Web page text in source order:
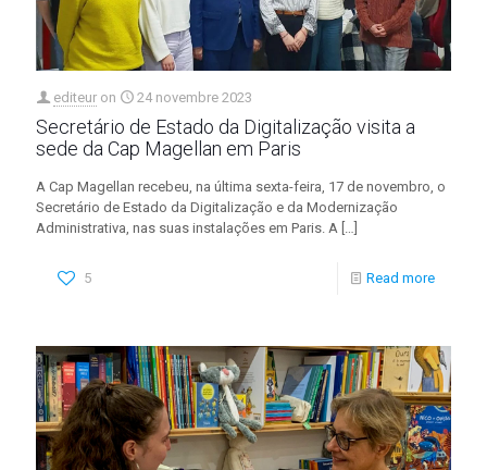
editeur on 24 novembre 2023
Secretário de Estado da Digitalização visita a
sede da Cap Magellan em Paris
A Cap Magellan recebeu, na última sexta-feira, 17 de novembro, o
Secretário de Estado da Digitalização e da Modernização
Administrativa, nas suas instalações em Paris. A […]
5 Read more